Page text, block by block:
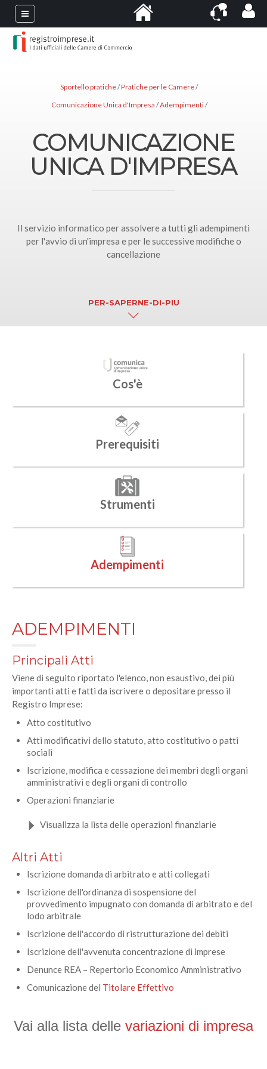
Sportello pratiche Pratiche per le Camere
Comunicazione Unica d'Impresa Adempimenti
COMUNICAZIONE
UNICA D'IMPRESA
Il servizio informatico per assolvere a tutti gli adempimenti
per l'avvio di un'impresa e per le successive modifiche o
cancellazione
PER-SAPERNE-DI-PIU
Cos'è
Prerequisiti
Strumenti
Adempimenti
ADEMPIMENTI
Principali Atti
Viene di seguito riportato l'elenco, non esaustivo, dei più
importanti atti e fatti da iscrivere o depositare presso il
Registro Imprese:
Atto costitutivo
Atti modificativi dello statuto, atto costitutivo o patti
sociali
Iscrizione, modifica e cessazione dei membri degli organi
amministrativi e degli organi di controllo
Operazioni finanziarie
Visualizza la lista delle operazioni finanziarie
Altri Atti
Iscrizione domanda di arbitrato e atti collegati
Iscrizione dell'ordinanza di sospensione del
provvedimento impugnato con domanda di arbitrato e del
lodo arbitrale
Iscrizione dell'accordo di ristrutturazione dei debiti
Iscrizione dell'avvenuta concentrazione di imprese
Denunce REA – Repertorio Economico Amministrativo
Comunicazione del Titolare Effettivo
Vai alla lista delle variazioni di impresa